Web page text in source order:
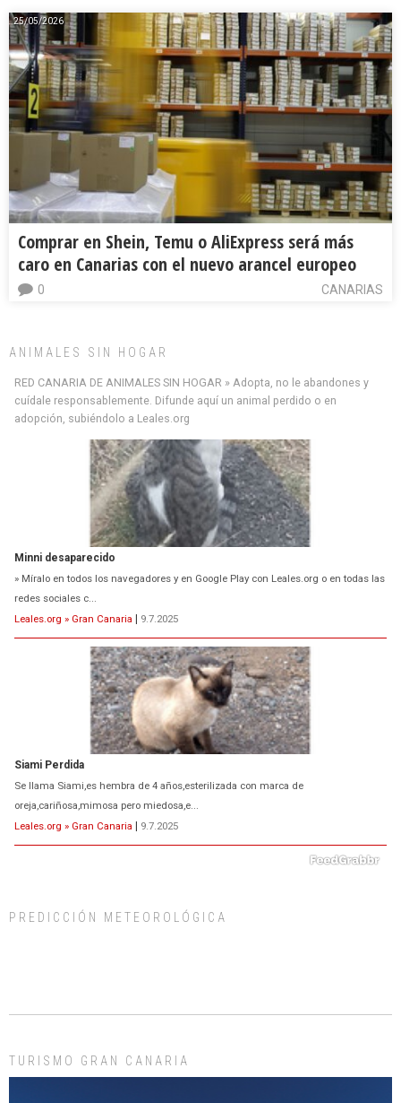
25/05/2026
Comprar en Shein, Temu o AliExpress será más
caro en Canarias con el nuevo arancel europeo
CANARIAS
0
ANIMALES SIN HOGAR
RED CANARIA DE ANIMALES SIN HOGAR » Adopta, no le abandones y
cuídale responsablemente. Difunde aquí un animal perdido o en
adopción, subiéndolo a Leales.org
Minni desaparecido
» Míralo en todos los navegadores y en Google Play con Leales.org o en todas las
redes sociales c...
Leales.org » Gran Canaria | 9.7.2025
Siami Perdida
Se llama Siami,es hembra de 4 años,esterilizada con marca de
oreja,cariñosa,mimosa pero miedosa,e...
Leales.org » Gran Canaria | 9.7.2025
días, ella incluida...
PREDICCIÓN METEOROLÓGICA
TURISMO GRAN CANARIA